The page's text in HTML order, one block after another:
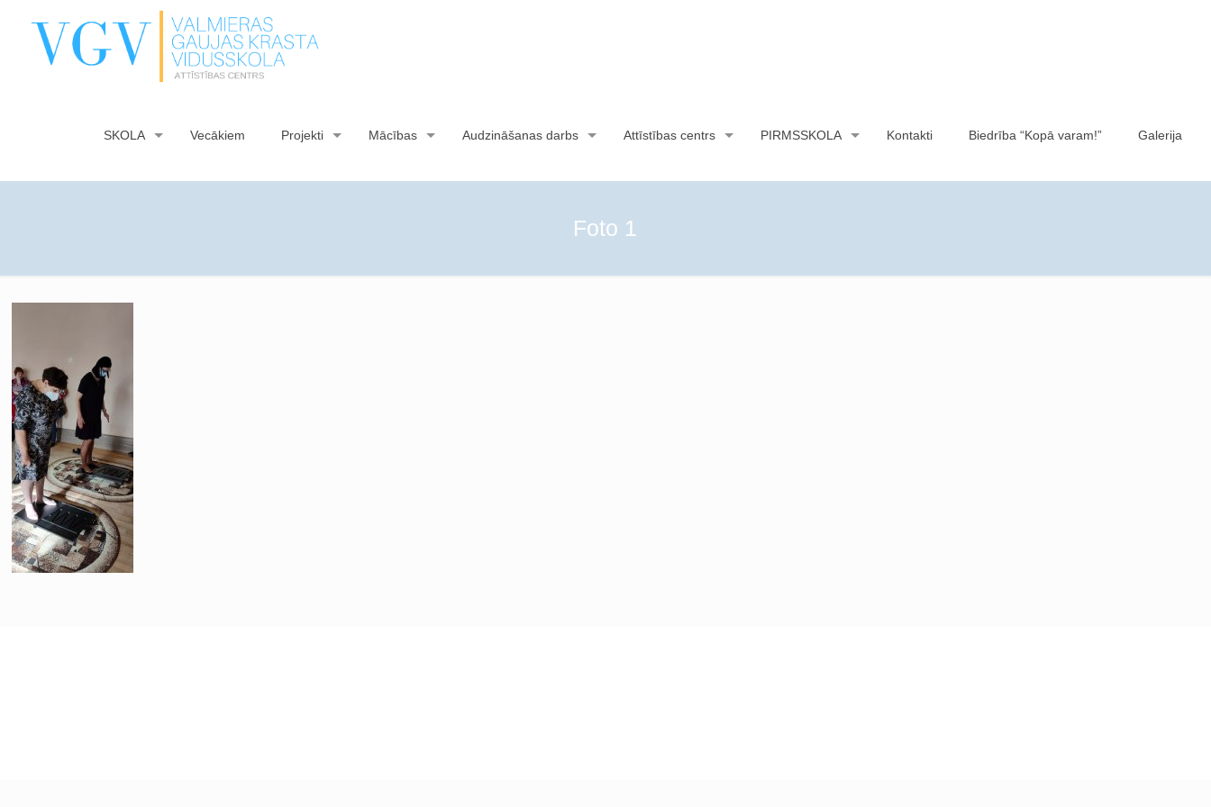
SKOLA Vecākiem Projekti Mācības Audzināšanas darbs Attīstības centrs PIRMSSKOLA Kontakti Biedrība “Kopā varam!” Galerija
Foto 1